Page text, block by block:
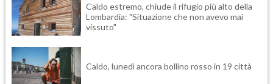
Caldo estremo, chiude il rifugio più alto della
Lombardia: "Situazione che non avevo mai
vissuto"
Caldo, lunedì ancora bollino rosso in 19 città